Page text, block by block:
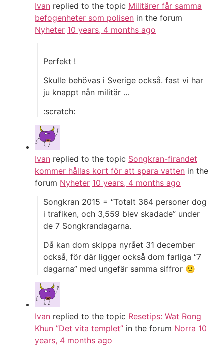
Ivan replied to the topic Militärer får samma
befogenheter som polisen in the forum
Nyheter 10 years, 4 months ago
Perfekt !
Skulle behövas i Sverige också. fast vi har
ju knappt nån militär …
:scratch:
Ivan replied to the topic Songkran-firandet
kommer hållas kort för att spara vatten in the
forum Nyheter 10 years, 4 months ago
Songkran 2015 = “Totalt 364 personer dog
i trafiken, och 3,559 blev skadade” under
de 7 Songkrandagarna.
Då kan dom skippa nyrået 31 december
också, för där ligger också dom farliga “7
dagarna” med ungefär samma siffror 🙁
Ivan replied to the topic Resetips: Wat Rong
Khun ”Det vita templet” in the forum Norra 10
years, 4 months ago